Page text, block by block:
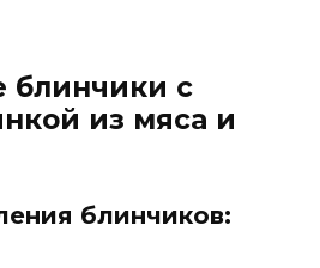
блинчики с
из мяса и
блинчиков: